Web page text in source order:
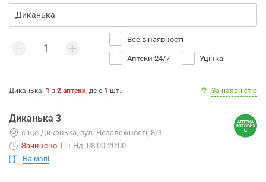
Все в наявності
Аптеки 24/7 Уцінка
Диканька: 1 з 2 аптеки, де є 1 шт. За наявністю
Диканька 3
с-ще Диканька, вул. Незалежності, 8/1
Зачинено. Пн-Нд: 08:00-20:00
На мапі